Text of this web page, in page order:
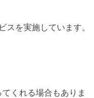
を実施しています。
くれる場合もありま